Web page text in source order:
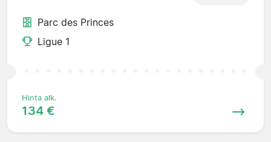
Parc des Princes
Ligue 1
Hinta alk.
134 €